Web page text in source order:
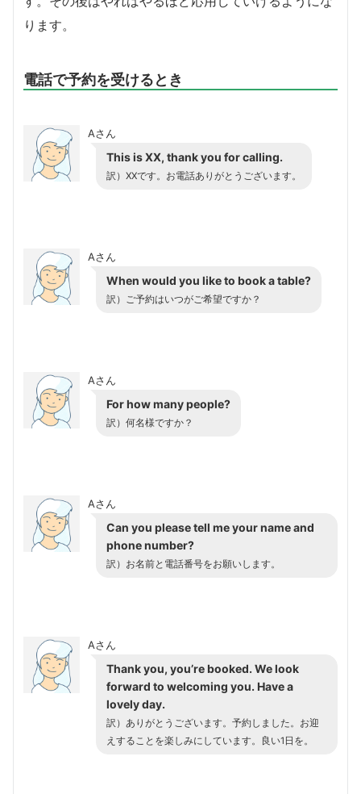
ります。
電話で予約を受けるとき
Aさん
This is XX, thank you for calling.
訳）XXです。お電話ありがとうございます。
Aさん
When would you like to book a table?
訳）ご予約はいつがご希望ですか？
Aさん
For how many people?
訳）何名様ですか？
Aさん
Can you please tell me your name and
phone number?
訳）お名前と電話番号をお願いします。
Aさん
Thank you, you’re booked. We look
forward to welcoming you. Have a
lovely day.
訳）ありがとうございます。予約しました。お迎
えすることを楽しみにしています。良い1日を。